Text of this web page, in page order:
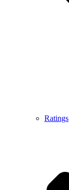
Ratings